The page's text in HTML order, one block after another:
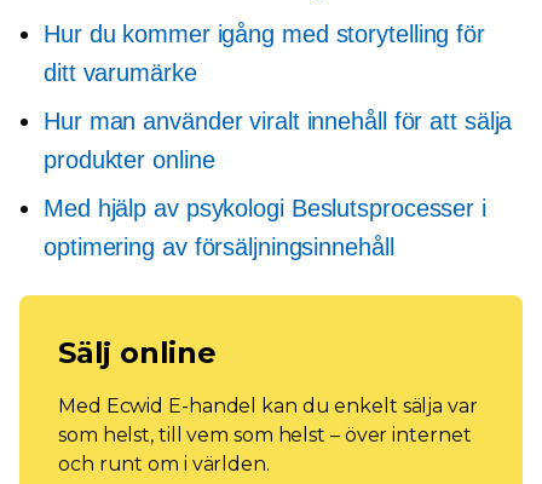
Hur du kommer igång med storytelling för
ditt varumärke
Hur man använder viralt innehåll för att sälja
produkter online
Med hjälp av psykologi Beslutsprocesser i
optimering av försäljningsinnehåll
Sälj online
Med Ecwid E-handel kan du enkelt sälja var
som helst, till vem som helst – över internet
och runt om i världen.